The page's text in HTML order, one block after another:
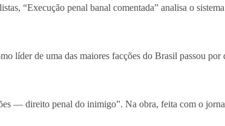
“Execução penal banal comentada” analisa o
líder de uma das maiores facções do Brasil passou
— direito penal do inimigo”. Na obra, feita com o